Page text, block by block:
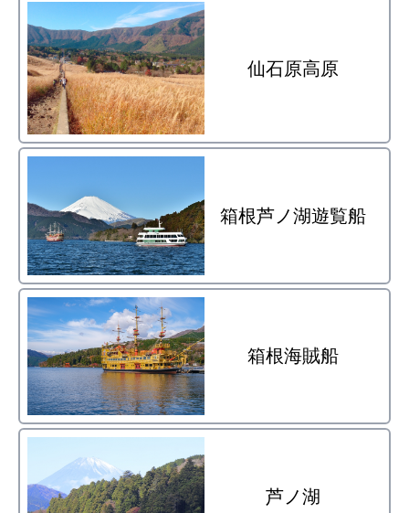
仙石原高原
箱根芦ノ湖遊覧船
箱根海賊船
芦ノ湖